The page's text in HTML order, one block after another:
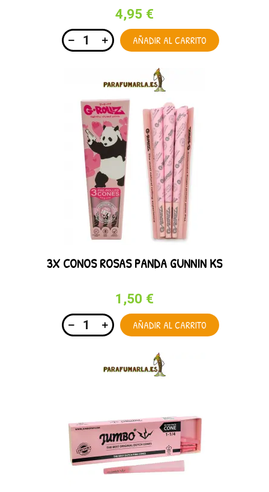
4,95 €
AÑADIR AL CARRITO
3X CONOS ROSAS PANDA GUNNIN KS
1,50 €
AÑADIR AL CARRITO